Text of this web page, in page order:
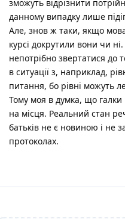
зможуть відрізнити
данному випадку лише
Але, знов ж таки, якщо
курсі докрутили вони чи
непотрібно звертатися до
в ситуації з, наприклад,
питання, бо рівні можуть
Тому моя в думка, що галки
на місця. Реальний стан
батьків не є новиною і не
протоколах.